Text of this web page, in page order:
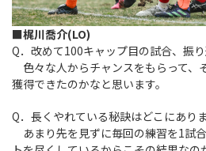
■梶川喬介(LO)
Q．改めて100キャップ目の試合、振り
色々な人からチャンスをもらって、
獲得できたのかなと思います。
Q．長くやれている秘訣はどこにありま
あまり先を見ずに毎回の練習を1試